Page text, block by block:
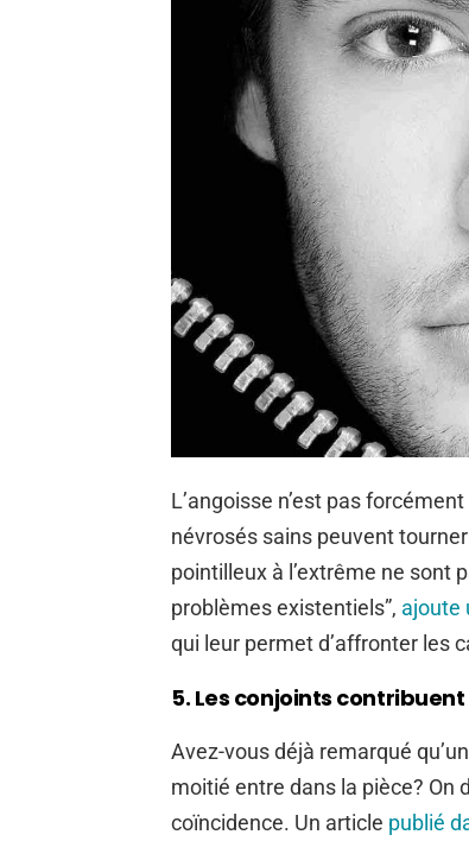
L’angoisse n’est pas
névrosés sains peuvent
pointilleux à l’extrême ne sont
problèmes existentiels”, ajoute
qui leur permet d’affronter les
5. Les conjoints
Avez-vous déjà remarqué
moitié entre dans la pièce? On
coïncidence. Un article publié